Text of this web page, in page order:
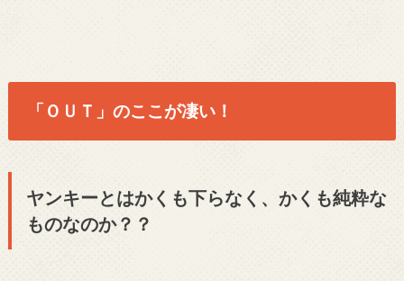
「ＯＵＴ」のここが凄い！
ヤンキーとはかくも下らなく、かくも純粋な
ものなのか？？